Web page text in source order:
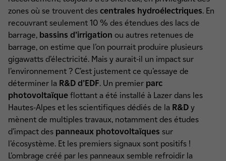
zones où se trouvent des centrales hydroélectriques. En
recouvrant seulement 10 % des étendues des lacs de
barrage, bassins d’irrigation ou autres retenues de
barrage, on estime que l’on pourrait produire plusieurs
gigawatts d’électricité. Mais y aurait-il un impact sur
l’environnement ? C’est justement ce qu’essaye de
déterminer la R&D d’EDF. Un premier parc
photovoltaïque flottant a été installé à Lazer dans les
Hautes-Alpes et les scientifiques dédiés de la R&D y
mènent de multiples travaux, notamment des études
d’impact des panneaux photovoltaïques sur
l’écosystème. Et les premiers signaux sont positifs !
L’ombrage créé par les panneaux semble refroidir la